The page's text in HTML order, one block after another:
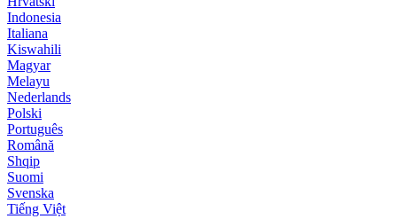
Indonesia
Italiana
Kiswahili
Magyar
Melayu
Nederlands
Polski
Português
Română
Shqip
Suomi
Svenska
Tiếng Việt